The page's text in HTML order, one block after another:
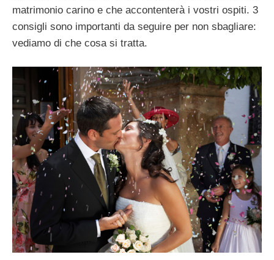
matrimonio carino e che accontenterà i vostri ospiti. 3
consigli sono importanti da seguire per non sbagliare:
vediamo di che cosa si tratta.